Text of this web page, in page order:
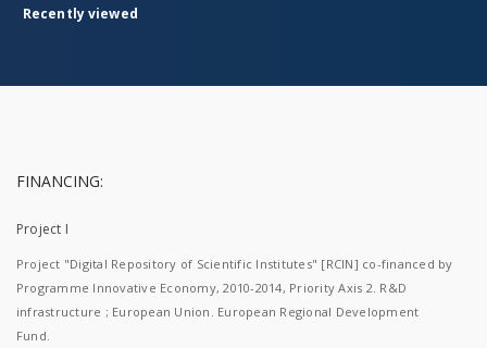
Recently viewed
FINANCING:
Project I
Project "Digital Repository of Scientific Institutes" [RCIN] co-financed by
Programme Innovative Economy, 2010-2014, Priority Axis 2. R&D
infrastructure ; European Union. European Regional Development
Fund.